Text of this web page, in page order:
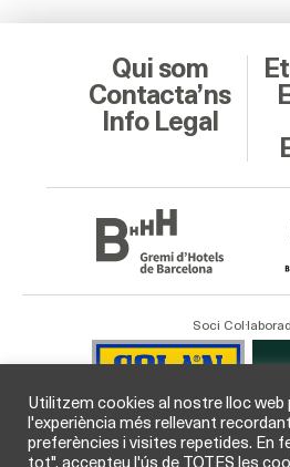
Qui som
Contacta’ns
Info Legal
Soci
Utilitzem cookies al nostre lloc
l'experiència més rellevant
preferències i visites repetides. En
tot", accepteu l'ús de TOTES les